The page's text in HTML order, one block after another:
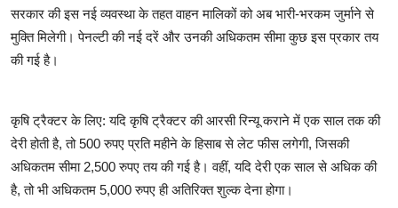
सरकार की इस नई व्यवस्था के तहत वाहन मालिकों को अब भारी-भरकम जुर्माने से
मुक्ति मिलेगी। पेनल्टी की नई दरें और उनकी अधिकतम सीमा कुछ इस प्रकार तय
की गई है।
कृषि ट्रैक्टर के लिए: यदि कृषि ट्रैक्टर की आरसी रिन्यू कराने में एक साल तक की
देरी होती है, तो 500 रुपए प्रति महीने के हिसाब से लेट फीस लगेगी, जिसकी
अधिकतम सीमा 2,500 रुपए तय की गई है। वहीं, यदि देरी एक साल से अधिक की
है, तो भी अधिकतम 5,000 रुपए ही अतिरिक्त शुल्क देना होगा।